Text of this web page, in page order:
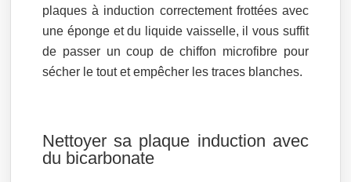
plaques à induction correctement frottées avec
une éponge et du liquide vaisselle, il vous suffit
de passer un coup de chiffon microfibre pour
sécher le tout et empêcher les traces blanches.
Nettoyer sa plaque induction avec
du bicarbonate